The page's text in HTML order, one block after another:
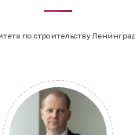
по строительству